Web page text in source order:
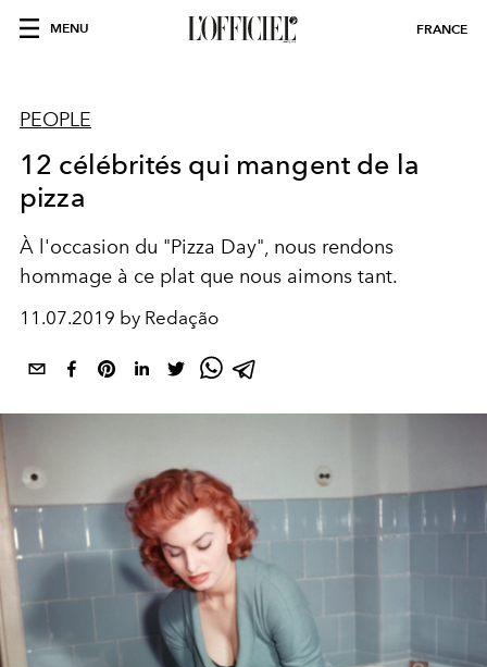
MENU FRANCE
PEOPLE
12 célébrités qui mangent de la
pizza
À l'occasion du "Pizza Day", nous rendons
hommage à ce plat que nous aimons tant.
11.07.2019 by Redação